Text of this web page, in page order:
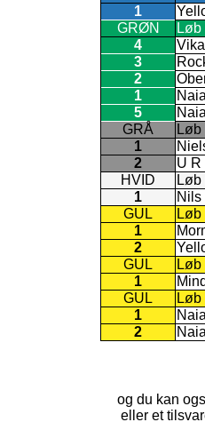
1
GRØN
Løb
4
3
2
1
Naia
5
Naia
GRÅ
Løb
1
2
U R
HVID
Løb
1
Nils
GUL
Løb
1
2
GUL
Løb
1
GUL
Løb
1
Naia
2
Naia
og du kan
eller et